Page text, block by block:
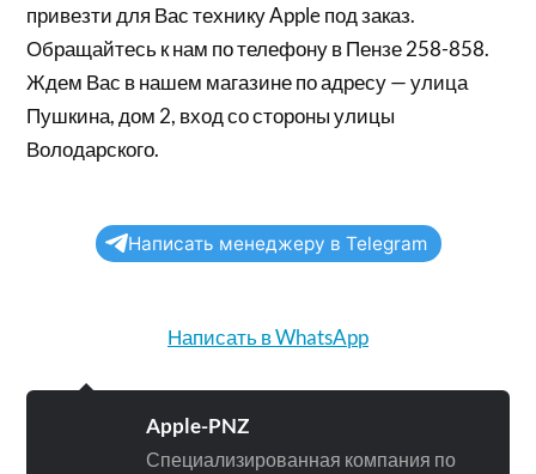
привезти для Вас технику Apple под заказ.
Обращайтесь к нам по телефону в Пензе 258-858.
Ждем Вас в нашем магазине по адресу — улица
Пушкина, дом 2, вход со стороны улицы
Володарского.
Написать менеджеру в Telegram
Написать в WhatsApp
Apple-PNZ
Специализированная компания по